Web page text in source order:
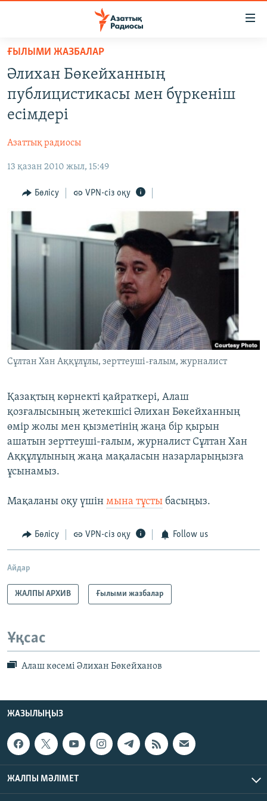
Skip
main
content
Skip
main
Navigation
Skip
Search
САЯСАТ
AZATTYQTV
АДАМ ҚҰҚЫҚТАРЫ
ӘЛЕУМЕТ
ӘЛЕМ
АРНАЙЫ ЖОБАЛАР
Русский
Басқа тілдерде
ҒЫЛЫМИ ЖАЗБАЛАР
Әлихан Бөкейханның
публицистикасы мен бүркеніш
есімдері
Азаттық радиосы
13 қазан 2010 жыл, 15:49
Бөлісу VPN-сіз оқу
Сұлтан Хан Аққұлұлы, зерттеуші-ғалым, журналист
Қазақтың көрнекті қайраткері, Алаш
қозғалысының жетекшісі Әлихан Бөкейханның
өмір жолы мен қызметінің жаңа бір қырын
ашатын зерттеуші-ғалым, журналист Сұлтан Хан
Аққұлұлының жаңа мақаласын назарларыңызға
ұсынамыз.
Мақаланы оқу үшін мына тұсты басыңыз.
Бөлісу VPN-сіз оқу Follow us
Айдар
ЖАЛПЫ АРХИВ Ғылыми жазбалар
Ұқсас
Алаш көсемі Әлихан Бөкейханов
ЖАЗЫЛЫҢЫЗ
ЖАЛПЫ МӘЛІМЕТ